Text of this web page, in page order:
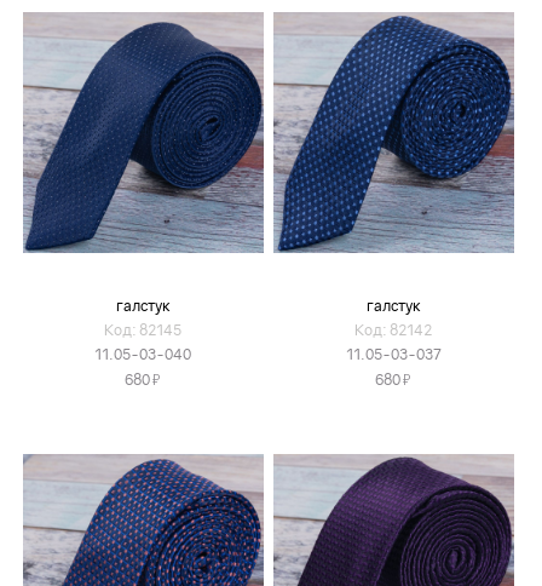
галстук
Код: 82145
11.05-03-040
680Я
галстук
Код: 82142
11.05-03-037
680Я